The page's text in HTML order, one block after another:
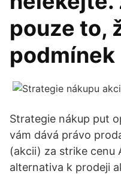
pouze to,
podmínek
Strategie nákup put
vám dává právo
(akcii) za strike cenu
alternativa k prodeji